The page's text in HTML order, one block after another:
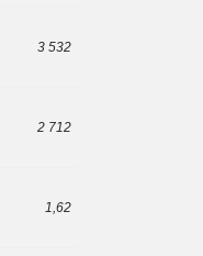
3 532
2 712
1,62